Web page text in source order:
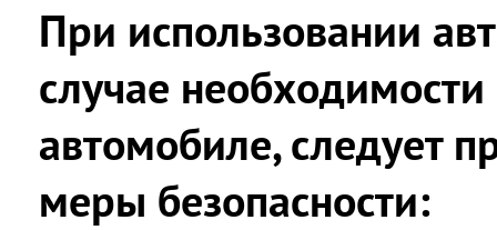
При использовании
случае
автомобиле, следует
меры безопасности: